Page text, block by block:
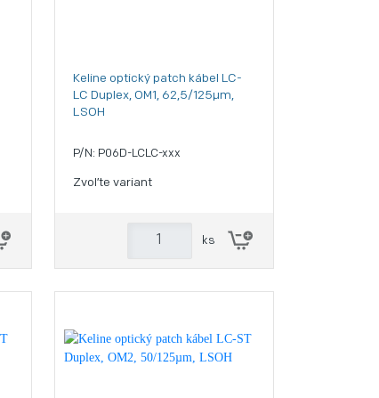
Keline optický patch kábel LC-
LC Duplex, OM1, 62,5/125µm,
LSOH
P/N: P06D-LCLC-xxx
Zvoľte variant
ks